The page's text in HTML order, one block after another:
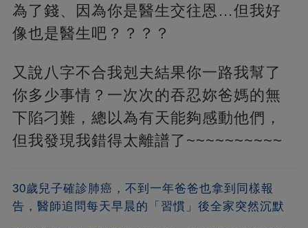
為了錢、因為你是醫生交往恩…但我好
像也是醫生吧？？？？
又說八字不合我剋夫結果你一路我幫了
你多少事情？一次次的吞忍妳爸媽的無
下陷刁難，總以為有天能夠感動他們，
但我發現我錯得太離譜了~~~~~~~~~~
30歲兒子確診肺癌，不到一年爸爸也拿到同樣報
告，醫師追問每天早晨的「習慣」後全家突然沉默